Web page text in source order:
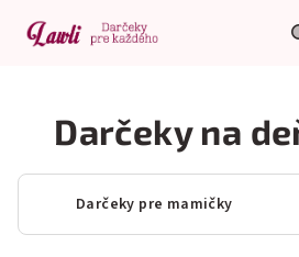
obsah
Darčeky na
Darčeky pre mamičky